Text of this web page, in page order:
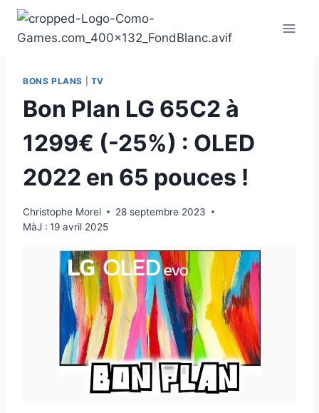
Aller
contenu
BONS PLANS TV
Bon Plan LG 65C2 à
1299€ (-25%) : OLED
2022 en 65 pouces !
Christophe Morel
28 septembre 2023
MàJ : 19 avril 2025